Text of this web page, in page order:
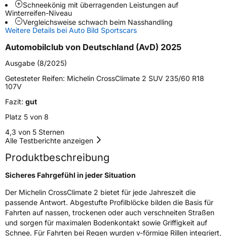
Weitere Eigenschaften
SchlauchtypTL
ZustandNeureifen
M+SJa
EU Label
EffizienzB
NasshaftungB
Rollgeräusch (dB)71
FahrzeugklasseC1
3PMSF / Schneeflockensymbol / Alpine-Symbol Ja
Schneekönig mit überragenden Leistungen auf
Winterreifen-Niveau
Vergleichsweise schwach beim Nasshandling
Weitere Details bei Auto Bild Sportscars
Automobilclub von Deutschland (AvD) 2025
Ausgabe (8/2025)
Getesteter Reifen: Michelin CrossClimate 2 SUV 235/60 R18
107V
Fazit: gut
Platz 5 von 8
4,3 von 5 Sternen
Alle Testberichte anzeigen
Produktbeschreibung
Sicheres Fahrgefühl in jeder Situation
Der Michelin CrossClimate 2 bietet für jede Jahreszeit die
passende Antwort. Abgestufte Profilblöcke bilden die Basis für
Fahrten auf nassen, trockenen oder auch verschneiten Straßen
und sorgen für maximalen Bodenkontakt sowie Griffigkeit auf
Schnee. Für Fahrten bei Regen wurden v-förmige Rillen integriert,